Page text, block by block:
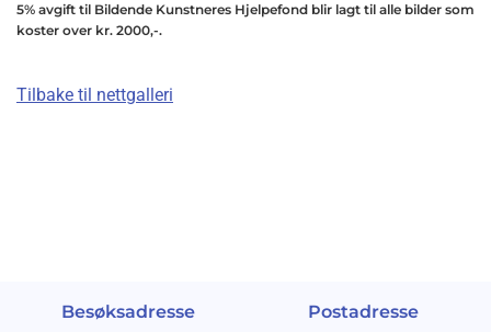
5% avgift til Bildende Kunstneres Hjelpefond blir lagt til alle bilder som
koster over kr. 2000,-.
Tilbake til nettgalleri
Besøksadresse Postadresse